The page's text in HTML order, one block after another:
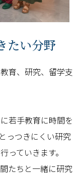
たい分野
育、研究、留学支
若手教育に時間を
っつきにくい研究
っていきます。
たちと一緒に研究